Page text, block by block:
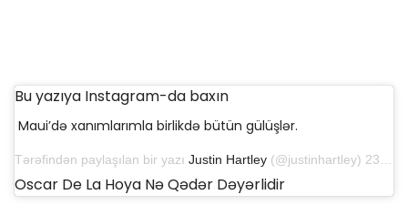
Bu yazıya Instagram-da baxın
Maui’də xanımlarımla birlikdə bütün gülüşlər.
Tərəfindən paylaşılan bir yazı Justin Hartley (@justinhartley) 23 iyun 2019-cu il, saat 12: 49-da PDT
Oscar De La Hoya Nə Qədər Dəyərlidir